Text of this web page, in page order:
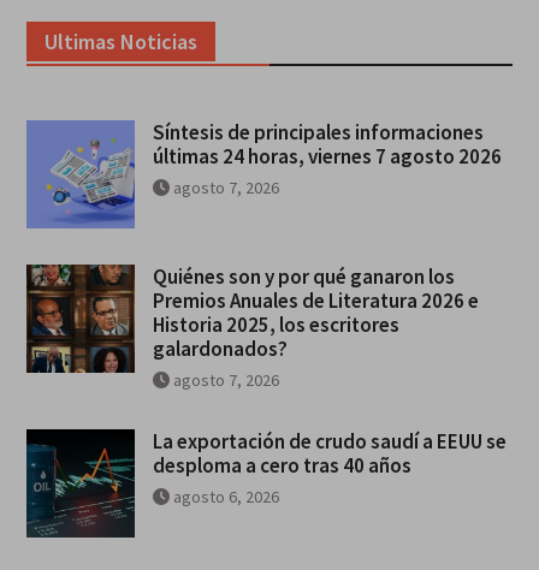
Ultimas Noticias
Síntesis de principales informaciones
últimas 24 horas, viernes 7 agosto 2026
agosto 7, 2026
Quiénes son y por qué ganaron los
Premios Anuales de Literatura 2026 e
Historia 2025, los escritores
galardonados?
agosto 7, 2026
La exportación de crudo saudí a EEUU se
desploma a cero tras 40 años
agosto 6, 2026